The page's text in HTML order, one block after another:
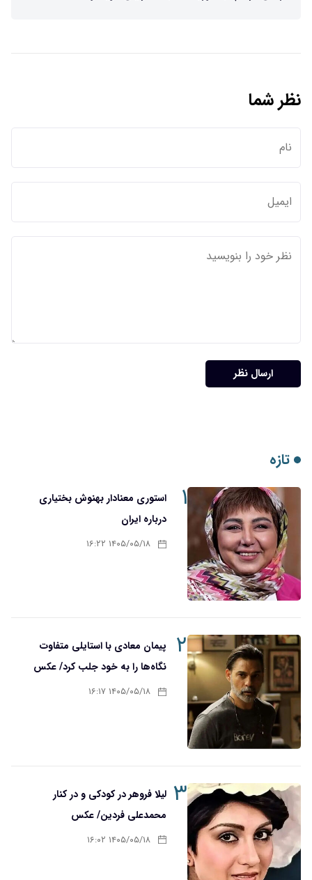
نظر شما
ارسال نظر
تازه
۱
استوری معنادار بهنوش بختیاری
درباره ایران
۱۴۰۵/۰۵/۱۸ ۱۶:۲۲
۲
پیمان معادی با استایلی متفاوت
نگاه‌ها را به خود جلب کرد/ عکس
۱۴۰۵/۰۵/۱۸ ۱۶:۱۷
۳ لیلا فروهر در کودکی و در کنار
محمدعلی فردین/ عکس
۱۴۰۵/۰۵/۱۸ ۱۶:۰۲